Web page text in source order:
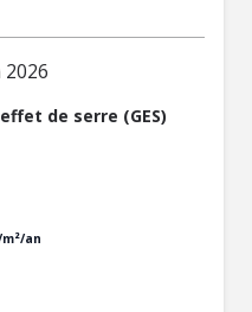
de serre (GES)
m²/an